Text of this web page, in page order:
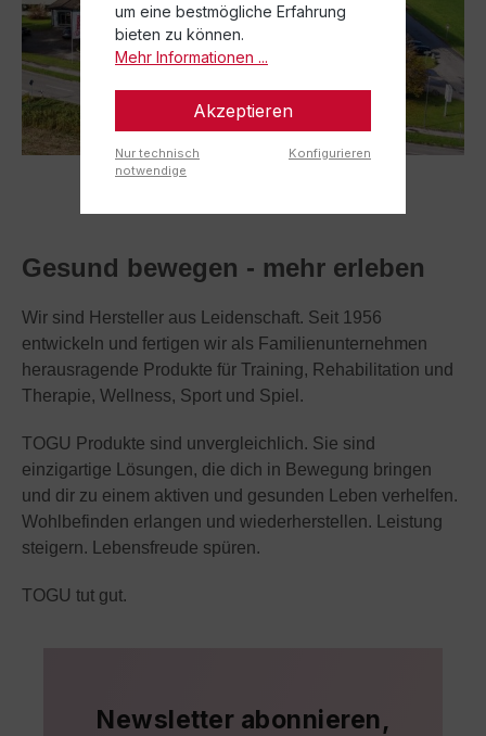
Gesund bewegen - mehr erleben
Wir sind Hersteller aus Leidenschaft. Seit 1956
entwickeln und fertigen wir als Familienunternehmen
herausragende Produkte für Training, Rehabilitation und
Therapie, Wellness, Sport und Spiel.
TOGU Produkte sind unvergleichlich. Sie sind
einzigartige Lösungen, die dich in Bewegung bringen
und dir zu einem aktiven und gesunden Leben verhelfen.
Wohlbefinden erlangen und wiederherstellen. Leistung
steigern. Lebensfreude spüren.
TOGU tut gut.
Newsletter abonnieren,
um eine bestmögliche Erfahrung
bieten zu können.
Mehr Informationen ...
Akzeptieren
Nur technisch
notwendige
Konfigurieren